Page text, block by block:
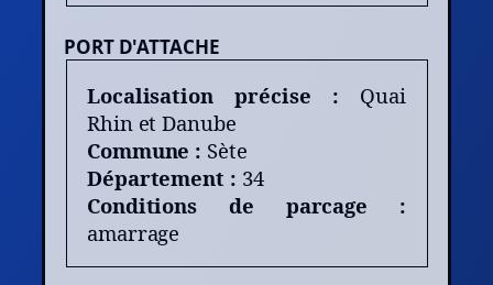
PORT D'ATTACHE
Localisation précise : Quai
Rhin et Danube
Commune : Sète
Département : 34
Conditions de parcage :
amarrage